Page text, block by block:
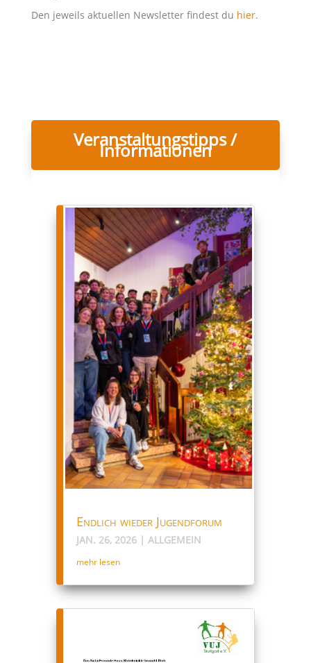
Den jeweils aktuellen Newsletter findest du hier.
Veranstaltungstipps /
Informationen
Endlich wieder Jugendforum
JAN. 26, 2026| ALLGEMEIN
mehr lesen